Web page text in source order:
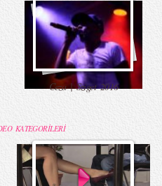
Ceza | Sziget 2016
KATEGORİLERİ